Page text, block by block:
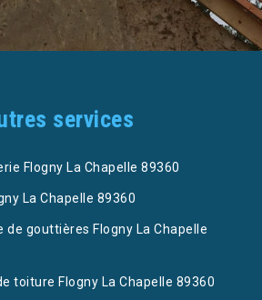
services
Flogny La Chapelle 89360
La Chapelle 89360
de gouttières Flogny La Chapelle
toiture Flogny La Chapelle 89360